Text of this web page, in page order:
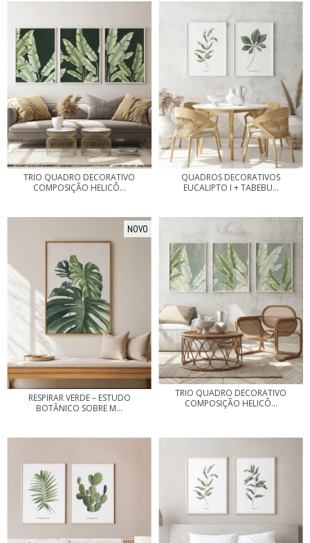
TRIO QUADRO DECORATIVO
COMPOSIÇÃO HELICÔ...
QUADROS DECORATIVOS
EUCALIPTO I + TABEBU...
NOVO
RESPIRAR VERDE – ESTUDO
BOTÂNICO SOBRE M...
TRIO QUADRO DECORATIVO
COMPOSIÇÃO HELICÔ...